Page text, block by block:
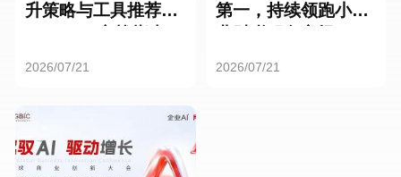
升策略与工具推荐：
2026/07/21
第一，持续领跑小微
2026/07/21